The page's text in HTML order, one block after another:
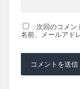
次回のコメン
名前、メールアド